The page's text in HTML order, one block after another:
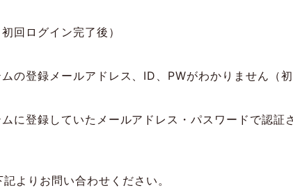
回ログイン完了後）
の登録メールアドレス、ID、PWがわかりません（初
に登録していたメールアドレス・パスワードで認証
よりお問い合わせください。